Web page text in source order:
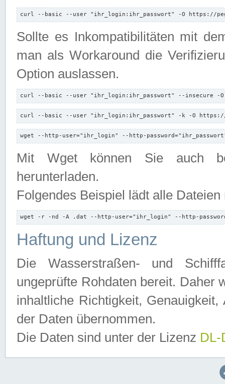
curl --basic --user "ihr_login:ihr_passwort" -O https://
Sollte es Inkompatibilitäten mit
man als Workaround die
Option auslassen.
curl --basic --user "ihr_login:ihr_passwort" --insecure -
curl --basic --user "ihr_login:ihr_passwort" -k -O
wget --http-user="ihr_login" --http-
Mit Wget können Sie auch
herunterladen.
Folgendes Beispiel lädt alle
wget -r -nd -A .dat --http-user="ihr_login" --http-
Haftung und Lizenz
Die Wasserstraßen- und
ungeprüfte Rohdaten bereit. Daher
inhaltliche Richtigkeit,
der Daten übernommen.
Die Daten sind unter der Lizenz